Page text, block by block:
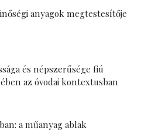
anyagok megtestesítője
és népszerűsége fiú
az óvodai kontextusban
a műanyag ablak